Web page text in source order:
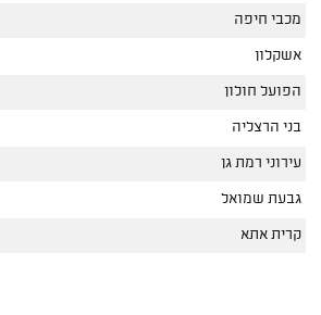
מכבי חיפה
אשקלון
הפועל חולון
בני הרצליה
עירוני רמת גן
גבעת שמואל
קרית אתא